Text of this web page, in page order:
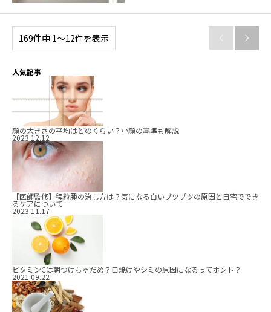
169件中 1〜12件を表示  
人気記事
顔の大きさの平均はどのくらい？小顔の基準も解説
2023.12.12
【医師監修】稗粒腫の治し方は？気になる白いブツブツの原因と自宅ででき
るケアについて
2023.11.17
ビタミンCは朝つけちゃだめ？日焼けやシミの原因になるってホント？
2021.09.22